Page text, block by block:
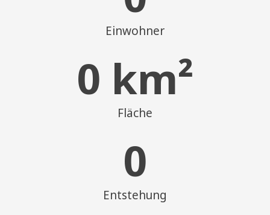
Einwohner
0 km²
Fläche
0
Entstehung